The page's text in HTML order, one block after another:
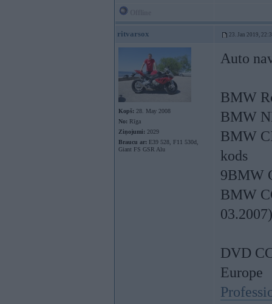
ritvarsox 23. Jan 2019,
Kopš: 28. May 2008
No: Rīga
Ziņojumi: 2029
Braucu ar: E39 528, F11 530d,
Giant FS GSR Alu
Auto
BMW
BMW
BMW
kods
9BMW
BMW
03.2007)
DVD
Europe